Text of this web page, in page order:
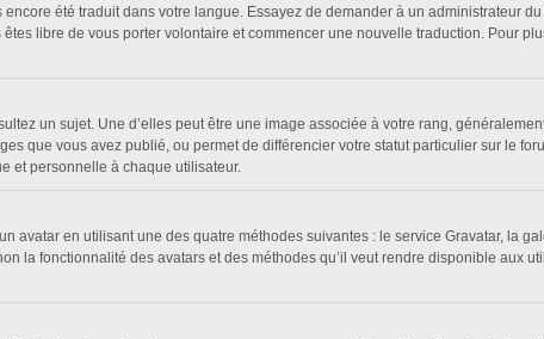
été traduit dans votre langue. Essayez de demander à un administrateur du
libre de vous porter volontaire et commencer une nouvelle traduction. Pour
un sujet. Une d’elles peut être une image associée à votre rang,
que vous avez publié, ou permet de différencier votre statut particulier sur le
et personnelle à chaque utilisateur.
avatar en utilisant une des quatre méthodes suivantes : le service Gravatar, la
la fonctionnalité des avatars et des méthodes qu’il veut rendre disponible aux